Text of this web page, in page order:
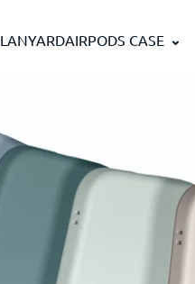
LANYARDAIRPODS CASE